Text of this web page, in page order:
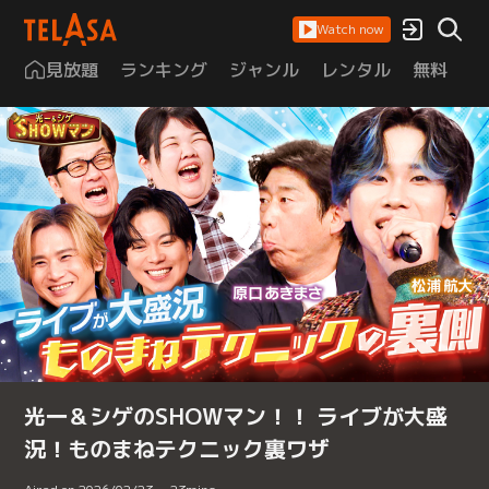
Watch now
見放題 ランキング ジャンル レンタル 無料
光一＆シゲのSHOWマン！！ ライブが大盛
況！ものまねテクニック裏ワザ